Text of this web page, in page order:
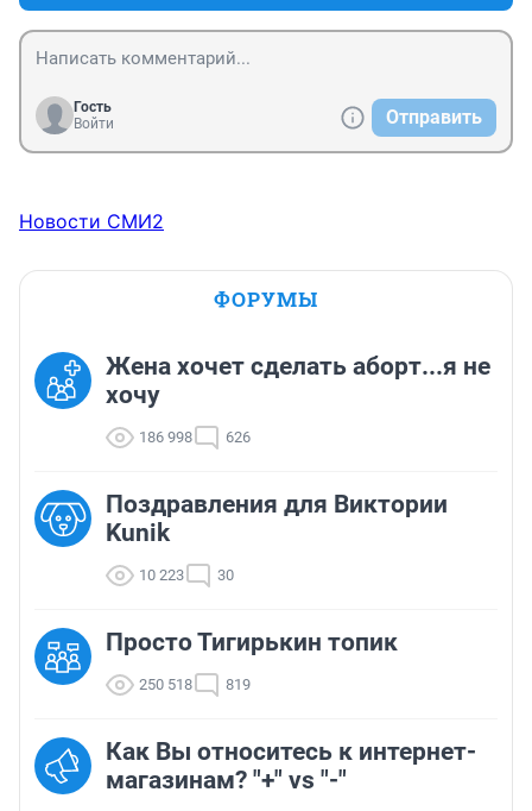
Гость
Войти
Отправить
Новости СМИ2
ФОРУМЫ
Жена хочет сделать аборт...я не
хочу
186 998 626
Поздравления для Виктории
Kunik
10 223 30
Просто Тигирькин топик
250 518 819
Как Вы относитесь к интернет-
магазинам? "+" vs "-"